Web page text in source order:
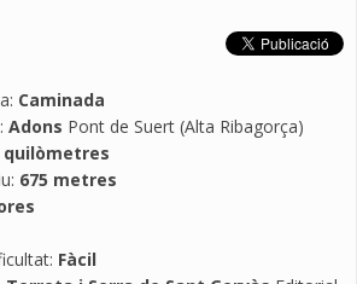
Caminada
Adons Pont de Suert (Alta Ribagorça)
quilòmetres
675 metres
Fàcil